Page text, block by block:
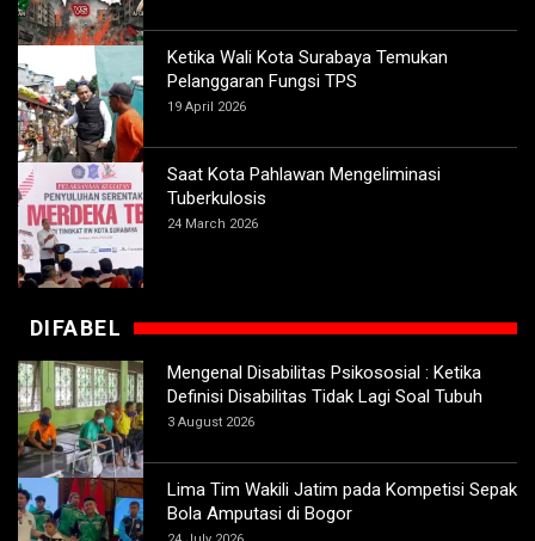
Ketika Wali Kota Surabaya Temukan
Pelanggaran Fungsi TPS
19 April 2026
Saat Kota Pahlawan Mengeliminasi
Tuberkulosis
24 March 2026
DIFABEL
Mengenal Disabilitas Psikososial : Ketika
Definisi Disabilitas Tidak Lagi Soal Tubuh
3 August 2026
Lima Tim Wakili Jatim pada Kompetisi Sepak
Bola Amputasi di Bogor